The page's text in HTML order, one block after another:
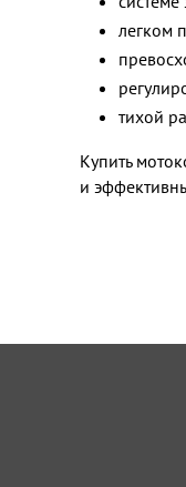
легком
тихой
Купить
и